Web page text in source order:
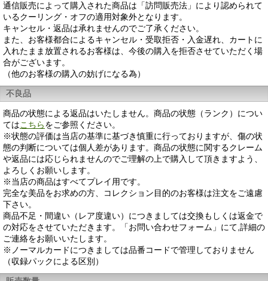
通信販売によって購入された商品は「訪問販売法」により認められて
いるクーリング・オフの適用対象外となります。
キャンセル・返品は承れませんのでご了承ください。
また、お客様都合によるキャンセル・受取拒否・入金遅れ、カートに
入れたまま放置されるお客様は、今後の購入を拒否させていただく場
合がございます。
（他のお客様の購入の妨げになる為）
不良品
商品の状態による返品はいたしません。商品の状態（ランク）につい
てはこちらをご参照ください。
※状態の評価は当店の基準に基づき慎重に行っておりますが、傷の状
態の判断については個人差があります。商品の状態に関するクレーム
や返品には応じられませんのでご理解の上で購入して頂きますよう、
よろしくお願いします。
※当店の商品はすべてプレイ用です。
完全な美品をお求めの方、コレクション目的のお客様は注文をご遠慮
下さい。
商品不足・間違い（レア度違い）につきましては交換もしくは返金で
の対応をさせていただきます。「お問い合わせフォーム」にて,詳細の
ご連絡をお願いいたします。
※ノーマルカードにつきましては品番コードで管理しておりません
（収録パックによる区別）